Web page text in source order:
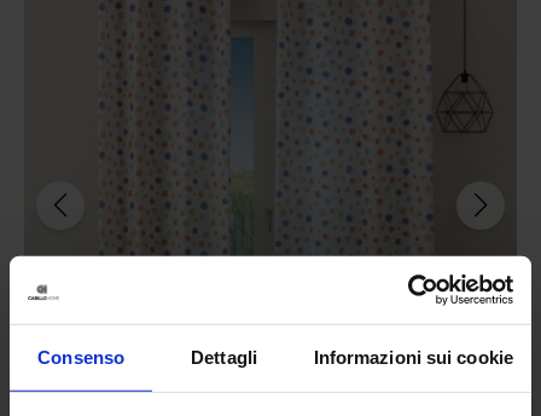
Consenso Dettagli Informazioni sui cookie